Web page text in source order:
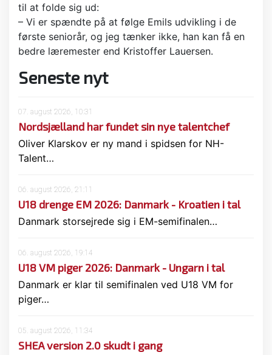
til at folde sig ud:
– Vi er spændte på at følge Emils udvikling i de
første seniorår, og jeg tænker ikke, han kan få en
bedre læremester end Kristoffer Lauersen.
Seneste nyt
07. august 2026, 10:31
Nordsjælland har fundet sin nye talentchef
Oliver Klarskov er ny mand i spidsen for NH-
Talent…
06. august 2026, 21:11
U18 drenge EM 2026: Danmark - Kroatien i tal
Danmark storsejrede sig i EM-semifinalen…
06. august 2026, 19:14
U18 VM piger 2026: Danmark - Ungarn i tal
Danmark er klar til semifinalen ved U18 VM for
piger…
05. august 2026, 11:34
SHEA version 2.0 skudt i gang